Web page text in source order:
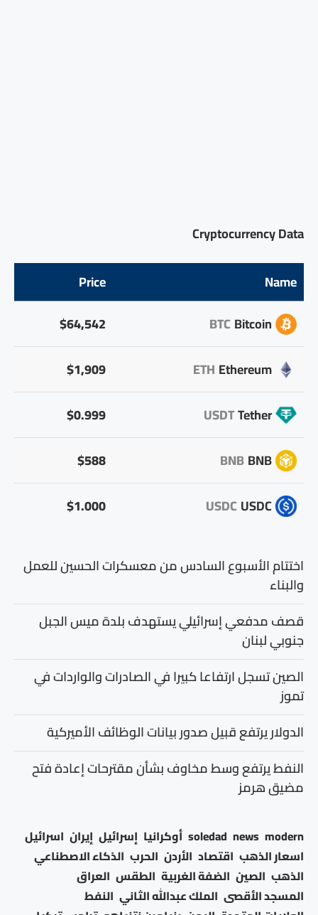
Cryptocurrency Data
Name
Price
Bitcoin
BTC
$64,542
Ethereum
ETH
$1,909
Tether
USDT
$0.999
BNB
BNB
$588
USDC
USDC
$1.000
اختتام الأسبوع السادس من معسكرات الحسين للعمل
والبناء
قصف مدفعي إسرائيلي يستهدف بلدة ميس الجبل
جنوبي لبنان
الصين تسجل ارتفاعا كبيرا في الصادرات والواردات في
تموز
الدولار يرتفع قبيل صدور بيانات الوظائف الأميركية
النفط يرتفع وسط مخاوف بشأن مقترحات إعادة فتح
مضيق هرمز
modern
news
soledad أوكرانيا إسرائيل إيران اسرائيل
اسعار الذهب اقتصاد الأردن الحرب الذكاء الاصطناعي
الذهب الصين الضفة الغربية الطقس العراق
المسجد الأقصى الملك عبدالله الثاني النفط